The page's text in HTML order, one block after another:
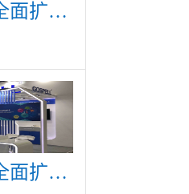
高斯贝尔产品线全面扩展，众多新产品亮相CommunicAsia 2019
高斯贝尔产品线全面扩展，众多新产品亮相CommunicAsia 2019